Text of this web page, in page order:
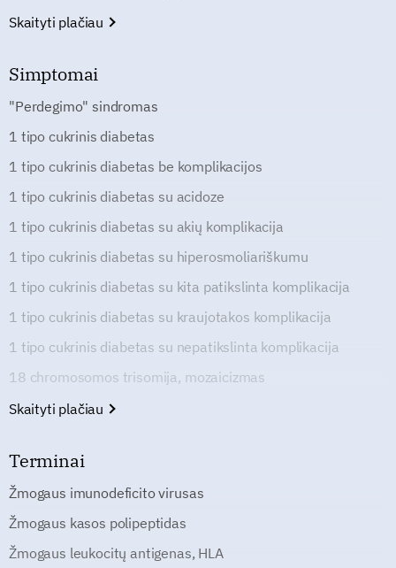
Skaityti plačiau
Simptomai
"Perdegimo" sindromas
1 tipo cukrinis diabetas
1 tipo cukrinis diabetas be komplikacijos
1 tipo cukrinis diabetas su acidoze
1 tipo cukrinis diabetas su akių komplikacija
1 tipo cukrinis diabetas su hiperosmoliariškumu
1 tipo cukrinis diabetas su kita patikslinta komplikacija
1 tipo cukrinis diabetas su kraujotakos komplikacija
1 tipo cukrinis diabetas su nepatikslinta komplikacija
18 chromosomos trisomija, mozaicizmas
Skaityti plačiau
Terminai
Žmogaus imunodeficito virusas
Žmogaus kasos polipeptidas
Žmogaus leukocitų antigenas, HLA